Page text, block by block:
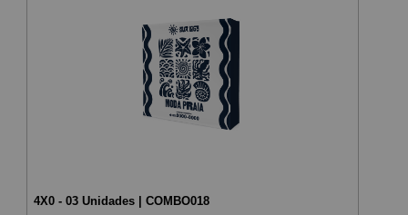
4X0 - 03 Unidades | COMBO018